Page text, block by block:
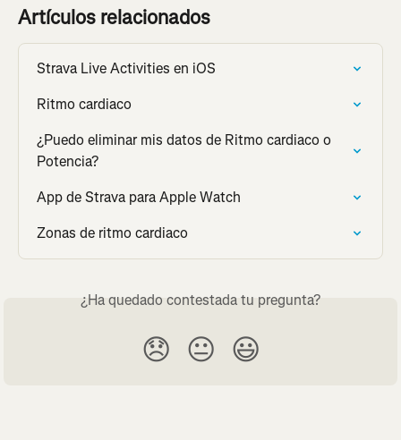
Artículos relacionados
Strava Live Activities en iOS
Ritmo cardiaco
¿Puedo eliminar mis datos de Ritmo cardiaco o
Potencia?
App de Strava para Apple Watch
Zonas de ritmo cardiaco
¿Ha quedado contestada tu pregunta?
😞 😐 😃